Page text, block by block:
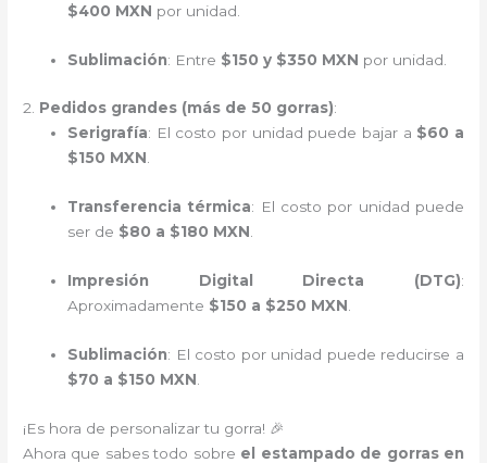
$400 MXN por unidad.
Sublimación: Entre $150 y $350 MXN por unidad.
2. Pedidos grandes (más de 50 gorras):
Serigrafía: El costo por unidad puede bajar a $60 a
$150 MXN.
Transferencia térmica: El costo por unidad puede
ser de $80 a $180 MXN.
Impresión Digital Directa (DTG):
Aproximadamente $150 a $250 MXN
Sublimación: El costo por unidad puede reducirse a
$70 a $150 MXN
¡Es hora de personalizar tu gorra! 🎉
Ahora que sabes todo sobre el estampado de gorras en